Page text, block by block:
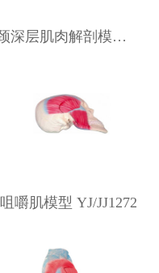
颈深层肌肉解剖模型 YJ/JJ1289
咀嚼肌模型 YJ/JJ1272